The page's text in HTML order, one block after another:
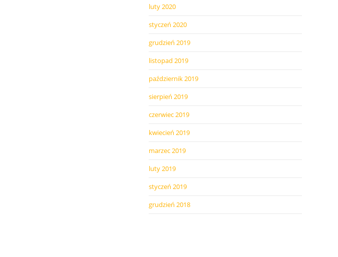
luty 2020
styczeń 2020
grudzień 2019
listopad 2019
październik 2019
sierpień 2019
czerwiec 2019
kwiecień 2019
marzec 2019
luty 2019
styczeń 2019
grudzień 2018